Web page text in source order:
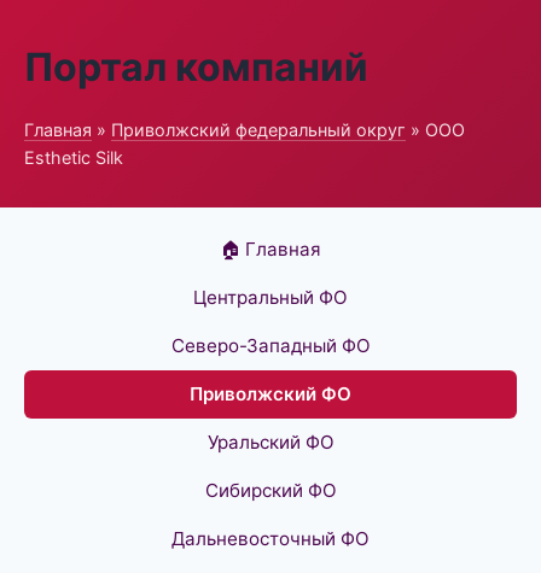
Портал компаний
Главная » Приволжский федеральный округ » ООО
Esthetic Silk
🏠 Главная
Центральный ФО
Северо-Западный ФО
Приволжский ФО
Уральский ФО
Сибирский ФО
Дальневосточный ФО